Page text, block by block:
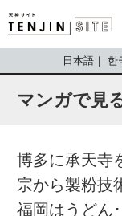
TENJIN SITE
日本語 한
マンガで見
博多に承天寺
宗から製粉技
福岡はうどん